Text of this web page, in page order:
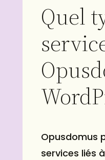
Quel
Opusdomus
services liés